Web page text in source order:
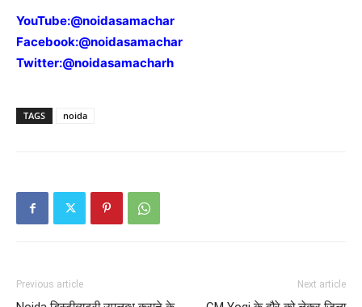
YouTube:@noidasamachar
Facebook:@noidasamachar
Twitter:@noidasamacharh
TAGS noida
Previous article Next article